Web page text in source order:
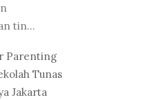
tin...
Parenting
Tunas
Jakarta